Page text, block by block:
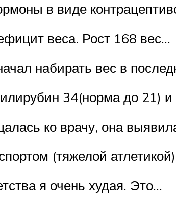
в виде
веса. Рост 168 вес…
набирать вес в
34(норма до 21)
ко врачу, она
(тяжелой
я очень худая. Это…